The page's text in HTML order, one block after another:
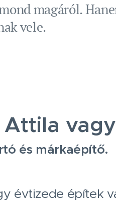
magáról.
vele.
Attila
és márkaépítő.
évtizede építek